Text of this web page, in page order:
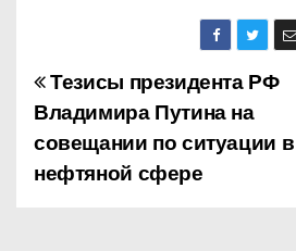
Н
а
в
Тезисы президента РФ
Владимира Путина на
совещании по ситуации в
нефтяной сфере